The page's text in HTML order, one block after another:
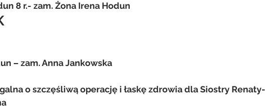
8 r.- zam. Żona Irena Hodun
– zam. Anna Jankowska
o szczęśliwą operację i łaskę zdrowia dla Siostry